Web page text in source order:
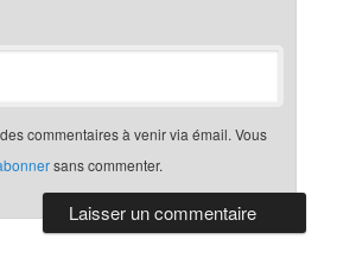
commentaires à venir via émail. Vous
sans commenter.